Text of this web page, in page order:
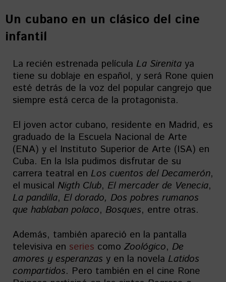
Un cubano en un clásico del cine
infantil
La recién estrenada película La Sirenita ya
tiene su doblaje en español, y será Rone quien
esté detrás de la voz del popular cangrejo que
siempre está cerca de la protagonista.
El joven actor cubano, residente en Madrid, es
graduado de la Escuela Nacional de Arte
(ENA) y el Instituto Superior de Arte (ISA) en
Cuba. En la Isla pudimos disfrutar de su
carrera teatral en Los cuentos del Decamerón,
el musical Nigth Club, El mercader de Venecia,
La pandilla, El dorado, Dos pobres rumanos
que hablaban polaco, Bosques, entre otras.
Además, también apareció en la pantalla
televisiva en series como Zoológico, De
amores y esperanzas y en la novela Latidos
compartidos. Pero también en el cine Rone